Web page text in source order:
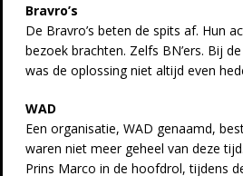
Bravro’s
De Bravro’s beten de spits af. Hun
bezoek brachten. Zelfs BN’ers. Bij
was de oplossing niet altijd even
WAD
Een organisatie, WAD genaamd,
waren niet meer geheel van deze
Prins Marco in de hoofdrol, tijdens